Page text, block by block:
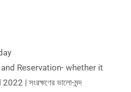
Reservation- whether it
| সংরক্ষণের ভালো-মন্দ